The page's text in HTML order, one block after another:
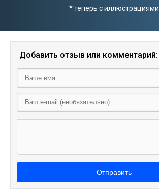
* теперь с иллюстрациями
Добавить отзыв или комментарий:
Отправить